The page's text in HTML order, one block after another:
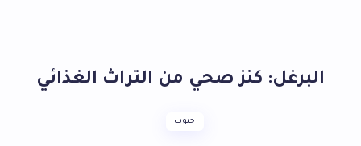
البرغل: كنز صحي من التراث الغذائي
حبوب